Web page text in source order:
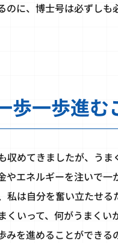
に、博士号は必ずし
歩一歩進む
収めてきましたが、う
やエネルギーを注いで一
私は自分を奮い立たせ
いって、何がうまくい
を進めることができる